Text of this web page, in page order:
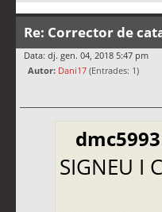
Re: Corrector de
Data: dj. gen. 04, 2018 5:47 pm
Autor: Dani17 (Entrades: 1)
SIGNEU I